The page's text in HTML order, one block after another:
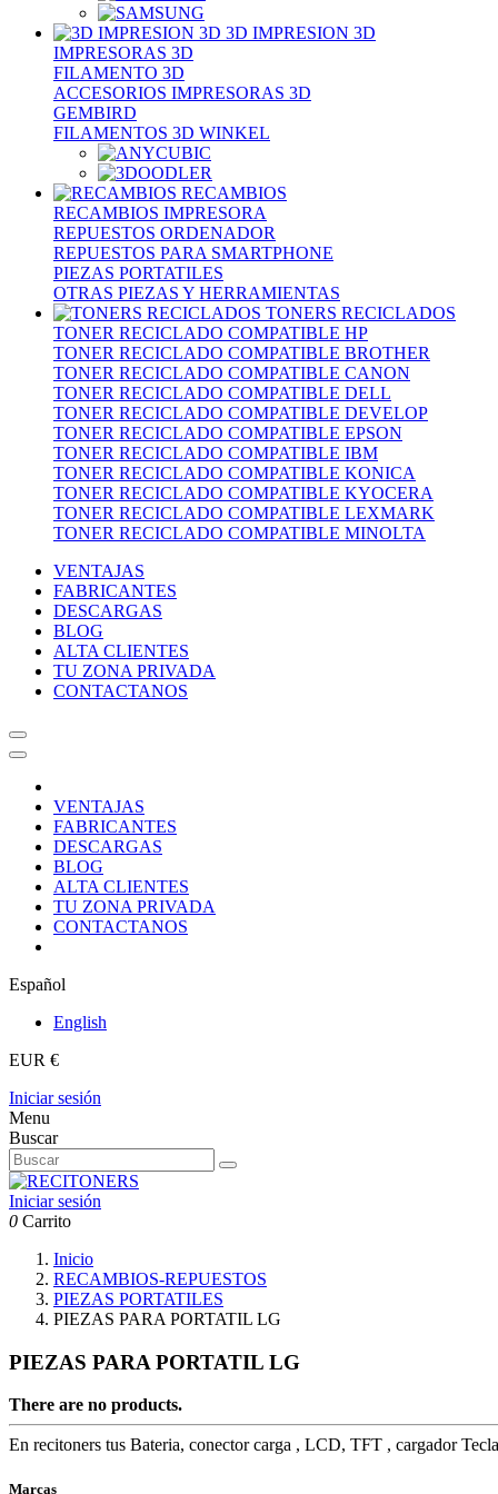
3D IMPRESION 3D
IMPRESORAS 3D
FILAMENTO 3D
ACCESORIOS IMPRESORAS 3D
GEMBIRD
FILAMENTOS 3D WINKEL
RECAMBIOS
RECAMBIOS IMPRESORA
REPUESTOS ORDENADOR
REPUESTOS PARA SMARTPHONE
PIEZAS PORTATILES
OTRAS PIEZAS Y HERRAMIENTAS
TONERS RECICLADOS
TONER RECICLADO COMPATIBLE HP
TONER RECICLADO COMPATIBLE BROTHER
TONER RECICLADO COMPATIBLE CANON
TONER RECICLADO COMPATIBLE DELL
TONER RECICLADO COMPATIBLE DEVELOP
TONER RECICLADO COMPATIBLE EPSON
TONER RECICLADO COMPATIBLE IBM
TONER RECICLADO COMPATIBLE KONICA
TONER RECICLADO COMPATIBLE KYOCERA
TONER RECICLADO COMPATIBLE LEXMARK
TONER RECICLADO COMPATIBLE MINOLTA
VENTAJAS
FABRICANTES
DESCARGAS
BLOG
ALTA CLIENTES
TU ZONA PRIVADA
CONTACTANOS
VENTAJAS
FABRICANTES
DESCARGAS
BLOG
ALTA CLIENTES
TU ZONA PRIVADA
CONTACTANOS
Español
English
EUR €
Iniciar sesión
Menu
Buscar
Iniciar sesión
0 Carrito
Inicio
RECAMBIOS-REPUESTOS
PIEZAS PORTATILES
PIEZAS PARA PORTATIL LG
PIEZAS PARA PORTATIL LG
There are no products.
En recitoners tus Bateria, conector carga , LCD, TFT , cargador
Marcas